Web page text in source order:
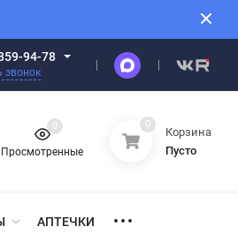
94-78
звонок
Просмотренные
0 0
Корзина
Пусто
АПТЕЧКИ